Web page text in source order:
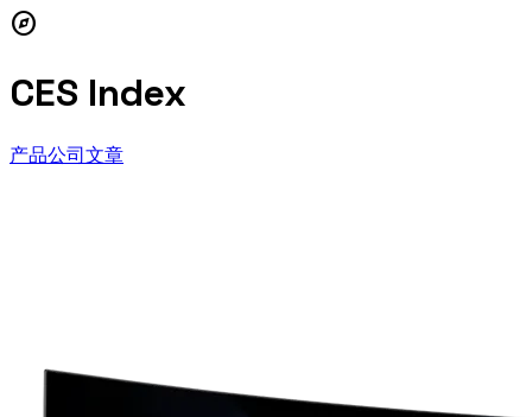
explore
CES Index
产品公司文章